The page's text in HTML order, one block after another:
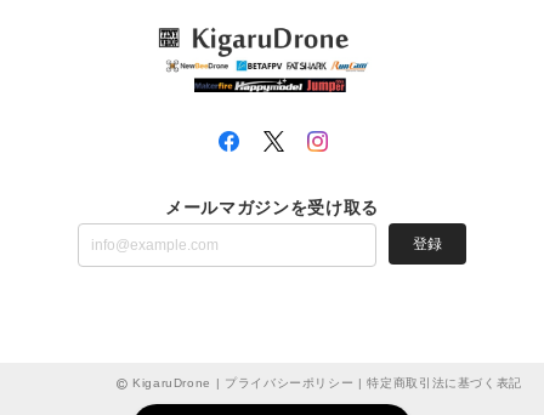
メールマガジンを受け取る
登録
KigaruDrone | プライバシーポリシー |特定商取引法に基づく表記